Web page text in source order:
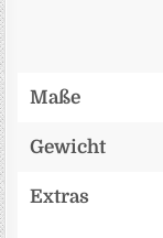
Maße
Gewicht
Extras